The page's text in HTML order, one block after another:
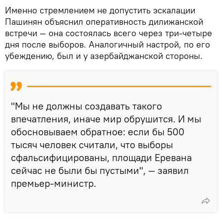
Именно стремлением не допустить эскалации
Пашинян объяснил оперативность дилижанской
встречи — она состоялась всего через три-четыре
дня после выборов. Аналогичный настрой, по его
убеждению, был и у азербайджанской стороны.
"Мы не должны создавать такого
впечатления, иначе мир обрушится. И мы
обосновываем обратное: если бы 500
тысяч человек считали, что выборы
сфальсифицированы, площади Еревана
сейчас не были бы пустыми", — заявил
премьер-министр.